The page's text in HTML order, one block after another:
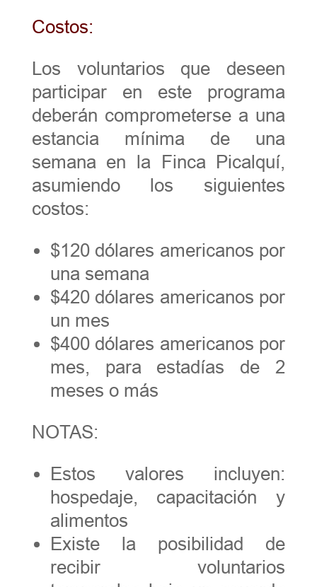
Costos:
Los voluntarios que deseen
participar en este programa
deberán comprometerse a una
estancia mínima de una
semana en la Finca Picalquí,
asumiendo los siguientes
costos:
$120 dólares americanos por
una semana
$420 dólares americanos por
un mes
$400 dólares americanos por
mes, para estadías de 2
meses o más
NOTAS:
Estos valores incluyen:
hospedaje, capacitación y
alimentos
Existe la posibilidad de
recibir voluntarios